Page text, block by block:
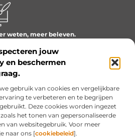
jouw
en beschermen
gebruik van cookies en vergelijkbare
te verbeteren en te begrijpen
Deze cookies worden ingezet
het tonen van gepersonaliseerde
van websitegebruik. Voor meer
naar ons [cookiebeleid].
weten, meer beleven.
boeiend maakt.